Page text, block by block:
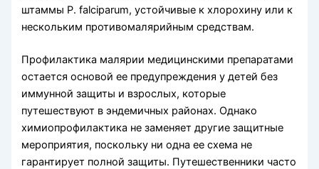
штаммы P. falciparum, устойчивые к хлорохину или к
нескольким противомалярийным средствам.
Профилактика малярии медицинскими препаратами
остается основой ее преду­преждения у детей без
иммунной защиты и взрослых, которые
путешествуют в эндемичных районах. Однако
химиопрофилактика не заменяет другие защитные
мероприятия, поскольку ни одна ее схема не
гарантирует полной защиты. Путеше­ственники часто